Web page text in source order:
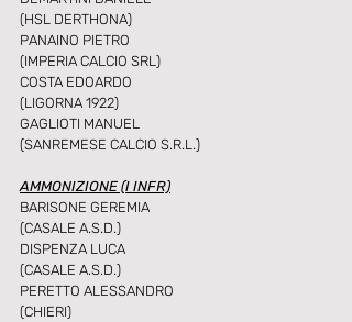
(HSL DERTHONA)
PANAINO PIETRO
(IMPERIA CALCIO SRL)
COSTA EDOARDO
(LIGORNA 1922)
GAGLIOTI MANUEL
(SANREMESE CALCIO S.R.L.)
AMMONIZIONE (I INFR)
BARISONE GEREMIA
(CASALE A.S.D.)
DISPENZA LUCA
(CASALE A.S.D.)
PERETTO ALESSANDRO
(CHIERI)